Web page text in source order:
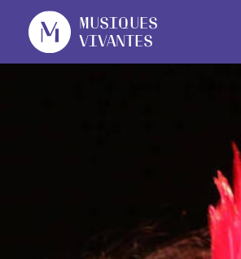
Musiques
Vivantes
Cookies management panel